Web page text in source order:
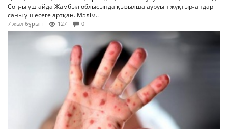
Соңғы үш айда Жамбыл облысында қызылша ауруын жұқтырғандар
саны үш есеге артқан. Мәлім..
7 жыл бұрын 127 0